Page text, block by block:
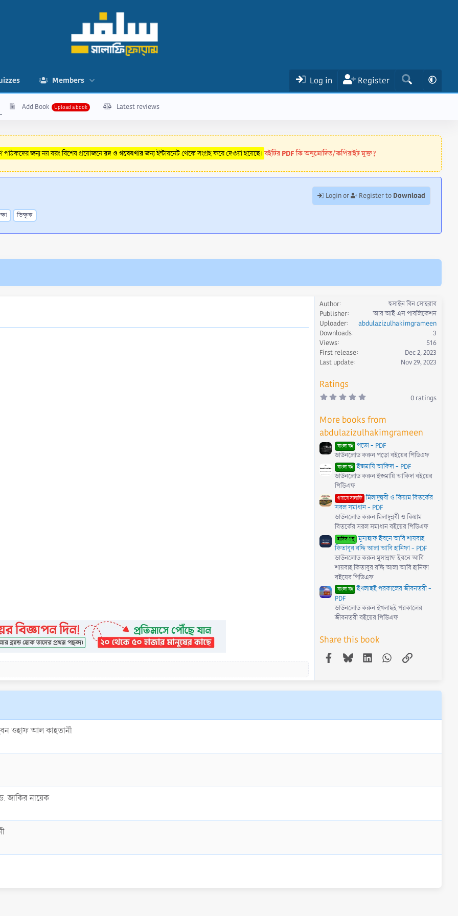
Members Log in Register
Add Book Latest reviews
পাঠকদের জন্য নয় বরং বিশেষ প্রয়োজনেরদ ও গবেষণারজন্য ইন্টারনেট থেকে সংগ্রহ করে দেওয়া হয়েছে। বইটির PDF কি অনুমোদিত/কপিরাইট মুক্ত?
Login or Register to Download
ভিক্ষুক
Author
হুসাইন বিন সোহরাব
Publisher
আর আই এস পাবলিকেশন
Uploader
abdulazizulhakimgrameen
Downloads
3
Views
516
First release
Dec 2, 2023
Last update
Nov 29, 2023
Ratings
0
0
s
t
a
r
(
s
)
0 ratings
More books from
abdulazizulhakimgrameen
বাংলা বই পড়ো - PDF
ডাউনলোড করুন পড়ো বইয়ের পিডিএফ
বাংলা বই ইজমায়ি আকিদা - PDF
ডাউনলোড করুন ইজমায়ি আকিদা বইয়ের
পিডিএফ
গায়রে সালাফি মিলাদুন্নবী ও কিয়াম বিতর্কের
সরল সমাধান - PDF
ডাউনলোড করুন মিলাদুন্নবী ও কিয়াম
বিতর্কের সরল সমাধান বইয়ের পিডিএফ
হাদিস গ্রন্থ মুসান্নাফ ইবনে আবি শায়বাহ
কিতাবুর রদ্দি আলা আবি হানিফা - PDF
ডাউনলোড করুন মুসান্নাফ ইবনে আবি
শায়বাহ কিতাবুর রদ্দি আলা আবি হানিফা
বইয়ের পিডিএফ
বাংলা বই ইখলাছই পরকালের জীবনতরী -
PDF
ডাউনলোড করুন ইখলাছই পরকালের
জীবনতরী বইয়ের পিডিএফ
Share this book
Facebook
BlueskyLinkedInWhatsApp
Link
ওহাফ আল কাহতানী
জাকির নায়েক